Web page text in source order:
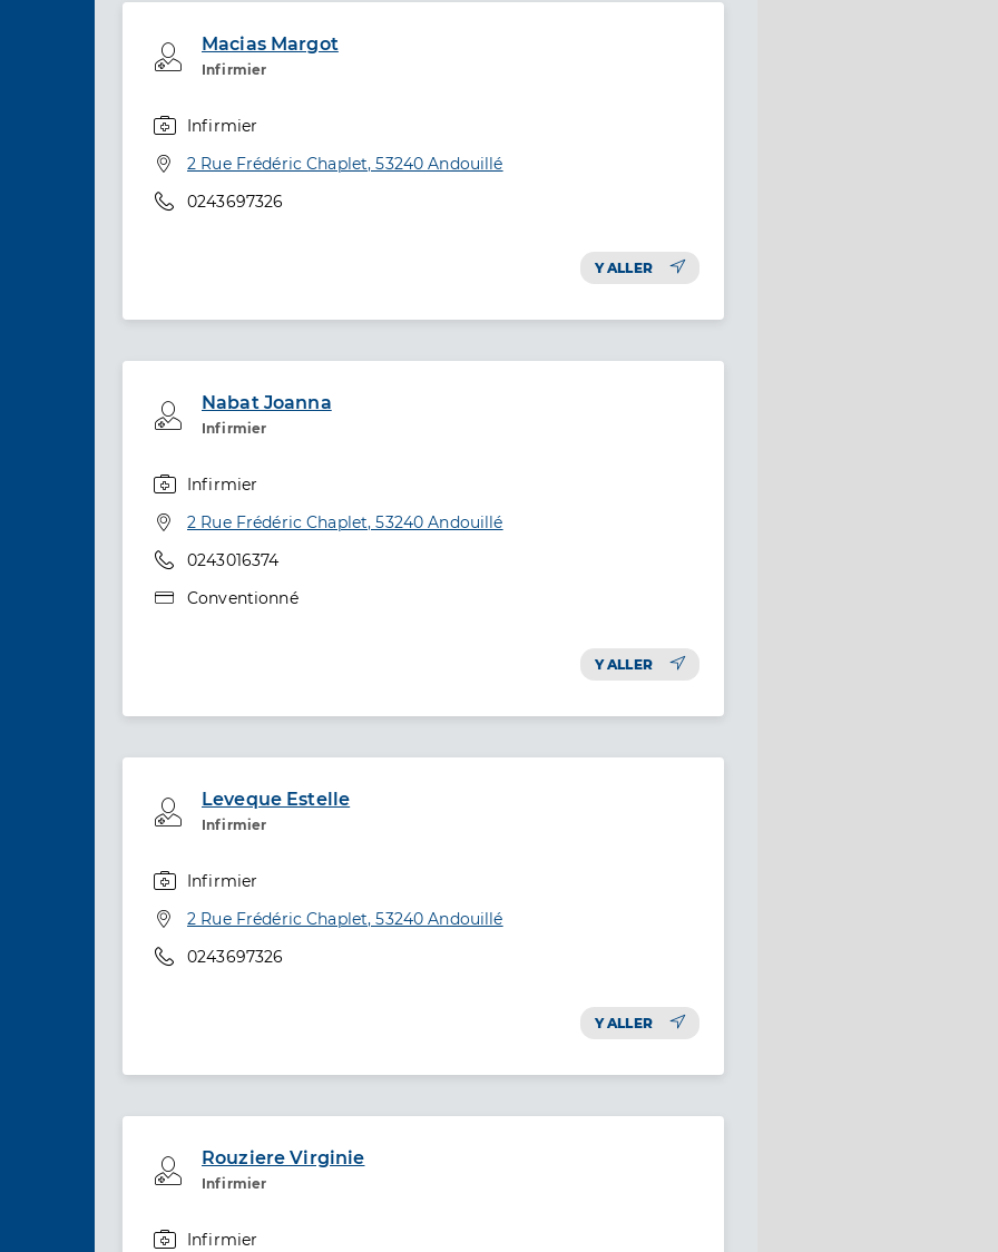
Macias Margot
Infirmier
Professionel de santé
Infirmier
Adresse
2 Rue Frédéric Chaplet, 53240 Andouillé
Téléphone
0243697326
Y ALLER
Nabat Joanna
Infirmier
Professionel de santé
Infirmier
Adresse
2 Rue Frédéric Chaplet, 53240 Andouillé
Téléphone
0243016374
Type de convention
Conventionné
Y ALLER
Leveque Estelle
Infirmier
Professionel de santé
Infirmier
Adresse
2 Rue Frédéric Chaplet, 53240 Andouillé
Téléphone
0243697326
Y ALLER
Rouziere Virginie
Infirmier
Professionel de santé
Infirmier